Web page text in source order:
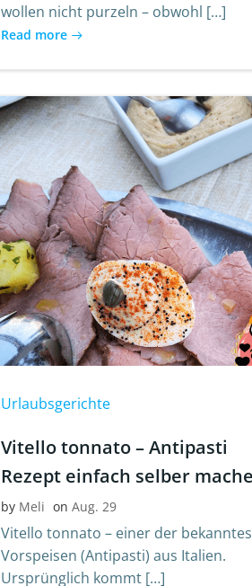
wollen nicht purzeln – obwohl […]
Read more
Urlaubsgerichte
Vitello tonnato – Antipasti
Rezept einfach selber
by Meli on Aug. 29
Vitello tonnato – einer der
Vorspeisen (Antipasti) aus Italien.
Ursprünglich kommt […]